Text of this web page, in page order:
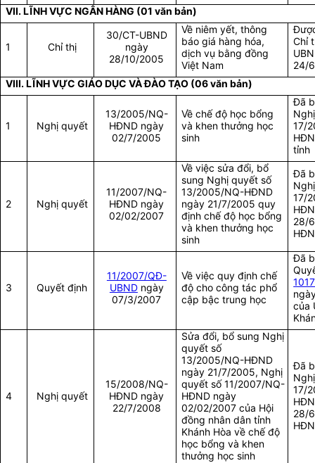
VII. LĨNH VỰC NGÂN HÀNG (01 văn bản)
1 Chỉ thị
30/CT-UBND
ngày
28/10/2005
Về niêm yết, thông
báo giá hàng hóa,
dịch vụ bằng đồng
Việt Nam
Chỉ
24/
VIII. LĨNH VỰC GIÁO DỤC VÀ ĐÀO TẠO (06 văn bản)
1 Nghị quyết
13/2005/NQ-
HĐND ngày
02/7/2005
Về chế độ học bổng
và khen thưởng học
sinh
Đã
17/
tỉnh
2 Nghị quyết
11/2007/NQ-
HĐND ngày
02/02/2007
Về việc sửa đổi, bổ
sung Nghị quyết số
13/2005/NQ-HĐND
ngày 21/7/2005 quy
định chế độ học bổng
và khen thưởng học
sinh
Đã
17/
28/
3 Quyết định
11/2007/QĐ-
UBNDngày
07/3/2007
Về việc quy định chế
độ cho công tác phổ
cập bậc trung học
Đã
của
4 Nghị quyết
15/2008/NQ-
HĐND ngày
22/7/2008
Sửa đổi, bổ sung Nghị
quyết số
13/2005/NQ-HĐND
ngày 21/7/2005, Nghị
quyết số 11/2007/NQ-
HĐND ngày
02/02/2007 của Hội
đồng nhân dân tỉnh
Khánh Hòa về chế độ
học bổng và khen
thưởng học sinh
Đã
17/
28/